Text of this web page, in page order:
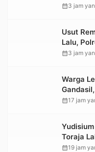
calendar_month3 jam
Usut
Lalu,
Datangi
calendar_month3 jam
Warga
calendar_month17 jam
Toraja
calendar_month19 jam